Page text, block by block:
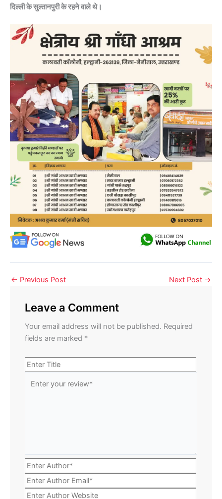
दिल्ली के सुल्तानपुरी के रहने वाले थे।
← Previous Post Next Post →
Leave a Comment
Your email address will not be published. Required
fields are marked *